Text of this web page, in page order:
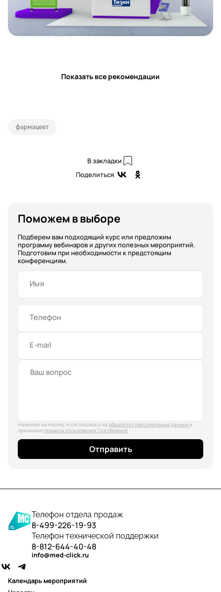
Показать все рекомендации
фармацевт
В закладки
Поделиться
Поможем в выборе
Подберем вам подходящий курс или предложим
программу вебинаров и других полезных мероприятий.
Подготовим при необходимости к предстоящим
конференциям.
Имя
Телефон
E-mail
Нажимая на кнопку, я соглашаюсь на обработку персональных данных и
принимаю правила пользования Платформой
Отправить
Телефон отдела продаж
8-499-226-19-93
Телефон технической поддержки
8-812-644-40-48
info@med-click.ru
Календарь мероприятий